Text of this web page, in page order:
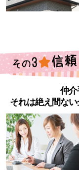
仲介
それは絶え間な